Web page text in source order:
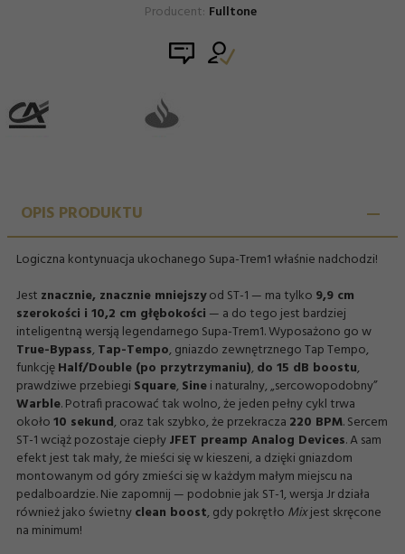
Producent: Fulltone
OPIS PRODUKTU
Logiczna kontynuacja ukochanego Supa-Trem1 właśnie nadchodzi!
Jest znacznie, znacznie mniejszyod ST-1 — ma tylko 9,9 cm
szerokości i 10,2 cm głębokości — a do tego jest bardziej
inteligentną wersją legendarnego Supa-Trem1. Wyposażono go w
True-Bypass,Tap-Tempo, gniazdo zewnętrznego Tap Tempo,
funkcjęHalf/Double (po przytrzymaniu),do 15 dB boostu,
prawdziwe przebiegi Square,Sinei naturalny, „sercowopodobny”
Warble. Potrafi pracować tak wolno, że jeden pełny cykl trwa
około10 sekund, oraz tak szybko, że przekracza 220 BPM. Sercem
ST-1 wciąż pozostaje ciepłyJFET preamp Analog Devices. A sam
efekt jest tak mały, że mieści się w kieszeni, a dzięki gniazdom
montowanym od góry zmieści się w każdym małym miejscu na
pedalboardzie. Nie zapomnij — podobnie jak ST-1, wersja Jr działa
również jako świetnyclean boost, gdy pokrętło Mixjest skręcone
na minimum!